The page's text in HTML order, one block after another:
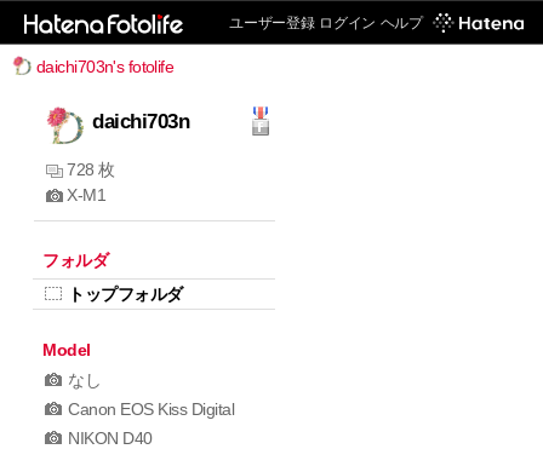
ユーザー登録 ログイン ヘルプ
daichi703n's fotolife
daichi703n
728 枚
X-M1
フォルダ
トップフォルダ
Model
なし
Canon EOS Kiss Digital
NIKON D40